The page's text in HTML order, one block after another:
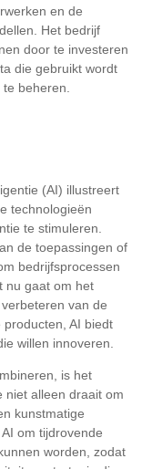
en de
Het bedrijf
door te investeren
die gebruikt wordt
beheren.
(AI) illustreert
technologieën
te stimuleren.
de toepassingen of
bedrijfsprocessen
nu gaat om het
van de
AI biedt
willen innoveren.
is het
niet alleen draait om
kunstmatige
om tijdrovende
worden, zodat